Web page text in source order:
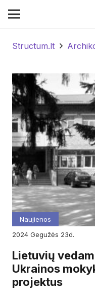
Structum.lt
Naujienos
2024
gegužės 23d.
Lietuvių
Ukrainos
projektus